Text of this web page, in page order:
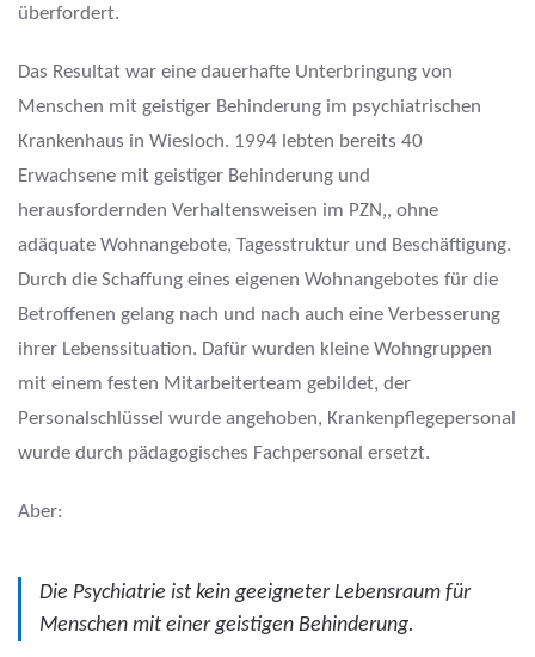
überfordert.
Das Resultat war eine dauerhafte Unterbringung von
Menschen mit geistiger Behinderung im psychiatrischen
Krankenhaus in Wiesloch. 1994 lebten bereits 40
Erwachsene mit geistiger Behinderung und
herausfordernden Verhaltensweisen im PZN,, ohne
adäquate Wohnangebote, Tagesstruktur und Beschäftigung.
Durch die Schaffung eines eigenen Wohnangebotes für die
Betroffenen gelang nach und nach auch eine Verbesserung
ihrer Lebenssituation. Dafür wurden kleine Wohngruppen
mit einem festen Mitarbeiterteam gebildet, der
Personalschlüssel wurde angehoben, Krankenpflegepersonal
wurde durch pädagogisches Fachpersonal ersetzt.
Aber:
Die Psychiatrie ist kein geeigneter Lebensraum für
Menschen mit einer geistigen Behinderung.